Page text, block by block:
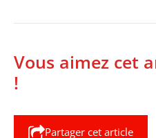
Vous aimez cet
!
Partager cet article